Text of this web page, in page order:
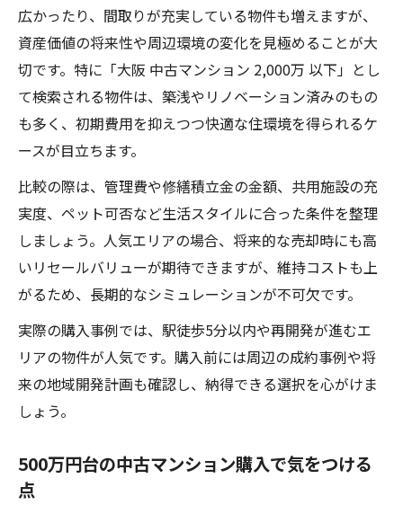
広かったり、間取りが充実している物件も増えますが、
資産価値の将来性や周辺環境の変化を見極めることが大
切です。特に「大阪 中古マンション 2,000万 以下」とし
て検索される物件は、築浅やリノベーション済みのもの
も多く、初期費用を抑えつつ快適な住環境を得られるケ
ースが目立ちます。
比較の際は、管理費や修繕積立金の金額、共用施設の充
実度、ペット可否など生活スタイルに合った条件を整理
しましょう。人気エリアの場合、将来的な売却時にも高
いリセールバリューが期待できますが、維持コストも上
がるため、長期的なシミュレーションが不可欠です。
実際の購入事例では、駅徒歩5分以内や再開発が進むエ
リアの物件が人気です。購入前には周辺の成約事例や将
来の地域開発計画も確認し、納得できる選択を心がけま
しょう。
500万円台の中古マンション購入で気をつける
点